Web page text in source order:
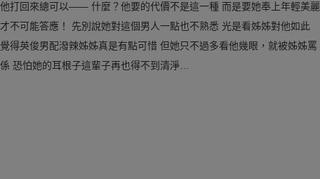
打回來總可以—— 什麼？他要的代價不是這一種 而是要她奉上年輕美麗
不可能答應！ 先別說她對這個男人一點也不熟悉 光是看姊姊對他如此
得英俊男配潑辣姊姊真是有點可惜 但她只不過多看他幾眼，就被姊姊罵
恐怕她的耳根子這輩子再也得不到清淨…